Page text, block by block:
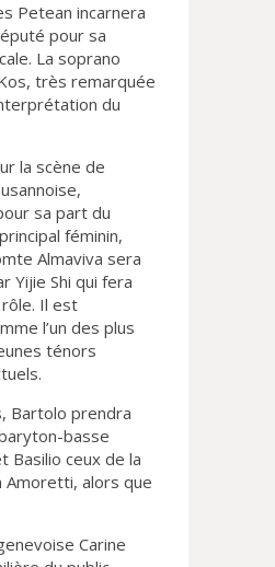
Petean incarnera
pour sa
La soprano
très remarquée
du
la scène de
sa part du
féminin,
Almaviva sera
Yijie Shi qui fera
Il est
l’un des plus
ténors
Bartolo prendra
basse
Basilio ceux de la
Amoretti, alors que
Carine